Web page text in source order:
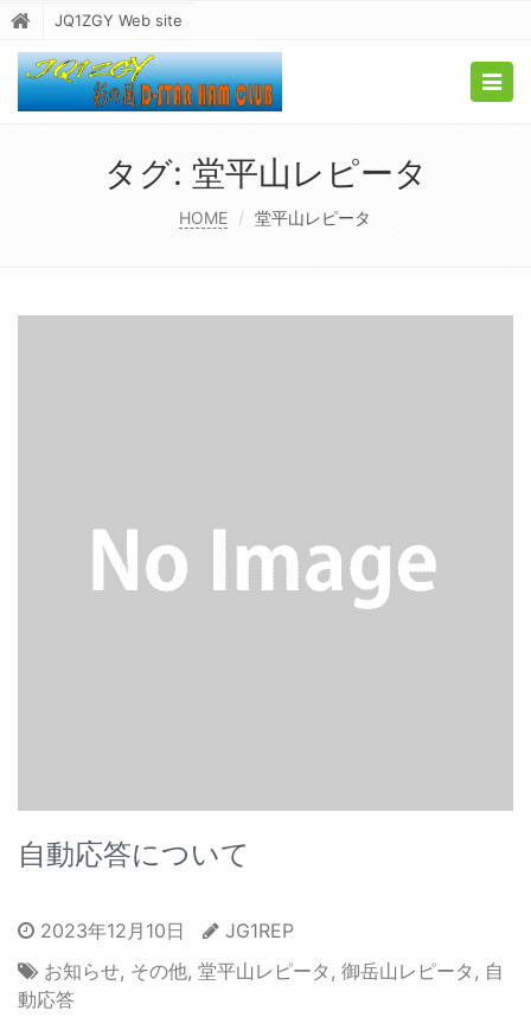
JQ1ZGY Web site
タグ: 堂平山レピータ
HOME 堂平山レピータ
自動応答について
2023年12月10日
JG1REP
お知らせ, その他, 堂平山レピータ , 御岳山レピータ , 自
動応答